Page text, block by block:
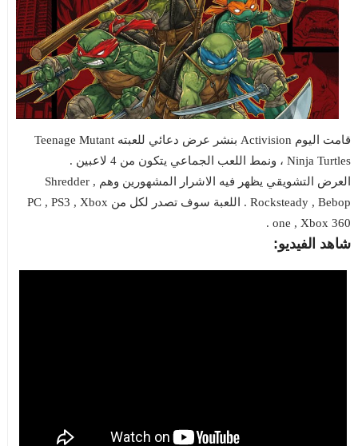
قامت اليوم Activision بنشر عرض دعائي للعبته Teenage Mutant
Ninja Turtles ، ونمط اللعب الجماعي يتكون من 4 لاعبين .
العرض التشويقي يظهر فيه الاشرار المشهورين وهم Shredder ,
Rocksteady , Bebop . اللعبة سوف تصدر لكل من PC , PS3 , Xbox
one , Xbox 360 .
شاهد الفيديو: